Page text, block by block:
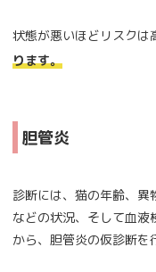
状態が悪いほどリスクは
ります。
胆管炎
診断には、猫の年齢、異
などの状況、そして血液
から、胆管炎の仮診断を